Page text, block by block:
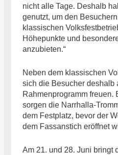
nicht alle Tage. Deshalb
genutzt, um den
klassischen
Höhepunkte und
anzubieten.“
Neben dem klassischen
sich die Besucher deshalb
Rahmenprogramm freuen.
sorgen die Narrhalla-
dem Festplatz, bevor der
dem Fassanstich eröffnet
Am 21. und 28. Juni bringt